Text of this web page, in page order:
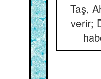
Taş,
verir;